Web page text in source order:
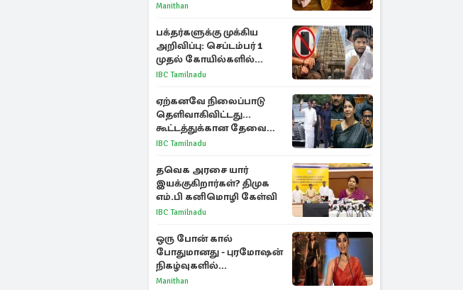
சிக்கன் குழம்பு ரெசிபி!
Manithan
பக்தர்களுக்கு முக்கிய
அறிவிப்பு: செப்டம்பர் 1
முதல் கோயில்களில்
மொபைலுக்கு தடை!
IBC Tamilnadu
ஏற்கனவே நிலைப்பாடு
தெளிவாகிவிட்டது...
கூட்டத்துக்கான தேவை
என்ன? - கனிமொழி
IBC Tamilnadu
தவெக அரசை யார்
இயக்குகிறார்கள்? திமுக
எம்.பி கனிமொழி கேள்வி
IBC Tamilnadu
ஒரு போன் கால்
போதுமானது - புரமோஷன்
நிகழ்வுகளில்
பங்கேற்காதது குறித்து
Manithan